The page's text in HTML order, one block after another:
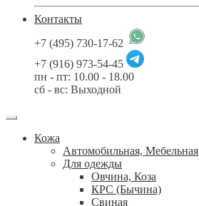
Контакты
+7 (495) 730-17-62
+7 (916) 973-54-45
пн - пт: 10.00 - 18.00
сб - вс: Выходной
Кожа
Автомобильная, Мебельная
Для одежды
Овчина, Коза
КРС (Бычина)
Свиная